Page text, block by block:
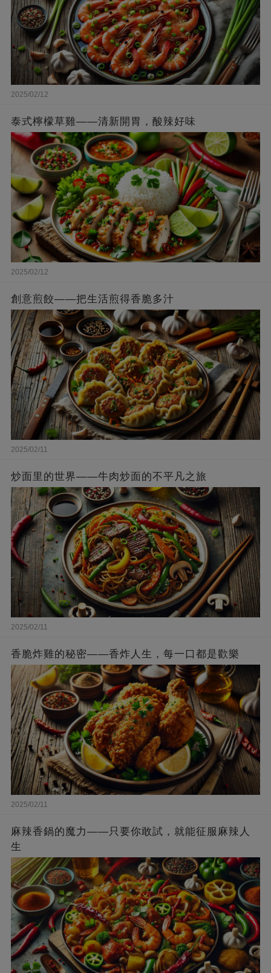
2025/02/12
泰式檸檬草雞——清新開胃，酸辣好味
2025/02/12
創意煎餃——把生活煎得香脆多汁
2025/02/11
炒面里的世界——牛肉炒面的不平凡之旅
2025/02/11
香脆炸雞的秘密——香炸人生，每一口都是歡樂
2025/02/11
麻辣香鍋的魔力——只要你敢試，就能征服麻辣人
生